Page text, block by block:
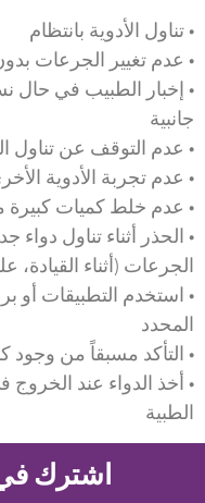
• تناول الأدوية بانتظام
• عدم تغيير الجرعات
• إخبار الطبيب في حال
جانبية
• عدم التوقف عن تناول
• عدم تجربة الأدوية
• عدم خلط كميات كبيرة
• الحذر أثناء تناول دواء
الجرعات (أثناء القيادة،
• استخدم التطبيقات أو
المحدد
• التأكد مسبقاً من وجود
• أخذ الدواء عند
الطبية
اشترك في